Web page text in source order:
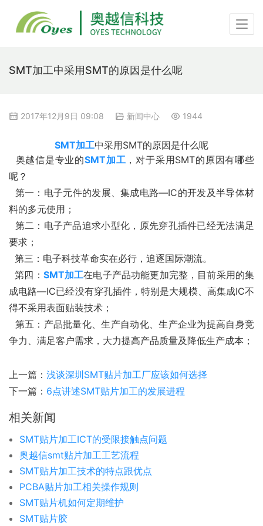
SMT加工中采用SMT的原因是什么呢
2017年12月9日 09:08 新闻中心 1944
SMT加工中采用SMT的原因是什么呢
奥越信是专业的SMT加工 ，对于采用SMT的原因有哪些
呢？
第一：电子元件的发展、集成电路—IC的开发及半导体材
料的多元使用；
第二：电子产品追求小型化，原先穿孔插件已经无法满足
要求；
第三：电子科技革命实在必行，追逐国际潮流。
第四： SMT加工在电子产品功能更加完整，目前采用的集
成电路—IC已经没有穿孔插件，特别是大规模、高集成IC不
得不采用表面贴装技术；
第五：产品批量化、生产自动化、生产企业为提高自身竞
争力、满足客户需求，大力提高产品质量及降低生产成本；
上一篇： 浅谈深圳SMT贴片加工厂应该如何选择
下一篇： 6点讲述SMT贴片加工的发展进程
相关新闻
SMT贴片加工ICT的受限接触点问题
奥越信smt贴片加工工艺流程
SMT贴片加工技术的特点跟优点
PCBA贴片加工相关操作规则
SMT贴片机如何定期维护
SMT贴片胶